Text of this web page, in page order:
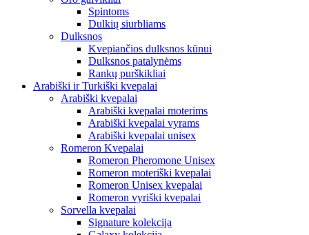
Spintoms
Dulkių siurbliams
Dulksnos
Kvepiančios dulksnos kūnui
Dulksnos patalynėms
Rankų purškikliai
Arabiški ir Turkiški kvepalai
Arabiški kvepalai
Arabiški kvepalai moterims
Arabiški kvepalai vyrams
Arabiški kvepalai unisex
Romeron Kvepalai
Romeron Pheromone Unisex
Romeron moteriški kvepalai
Romeron Unisex kvepalai
Romeron vyriški kvepalai
Sorvella kvepalai
Signature kolekcija